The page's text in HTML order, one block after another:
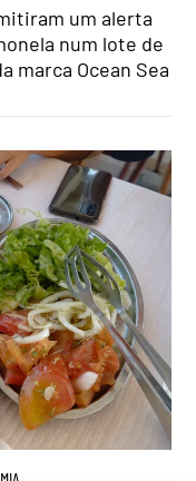
um alerta
num lote de
marca Ocean Sea